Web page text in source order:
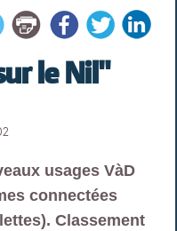
le Nil"
usages VàD
connectées
Classement